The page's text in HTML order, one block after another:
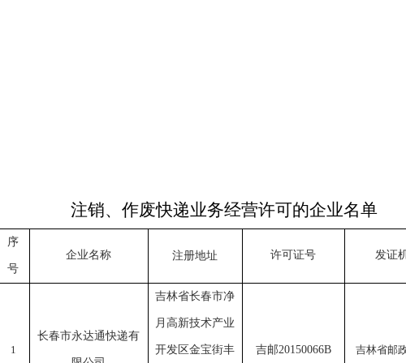
注销、作废快递业务经营许可的企业名单
序
号
企业名称 注册地址 许可证号 发证
1
长春市永达通快递有
吉林省长春市净
月高新技术产业
开发区金宝街丰 吉邮20150066B 吉林省邮